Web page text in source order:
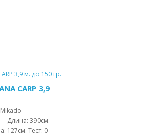
CARP 3,9
Длина: 390см.
127см. Тест: 0-